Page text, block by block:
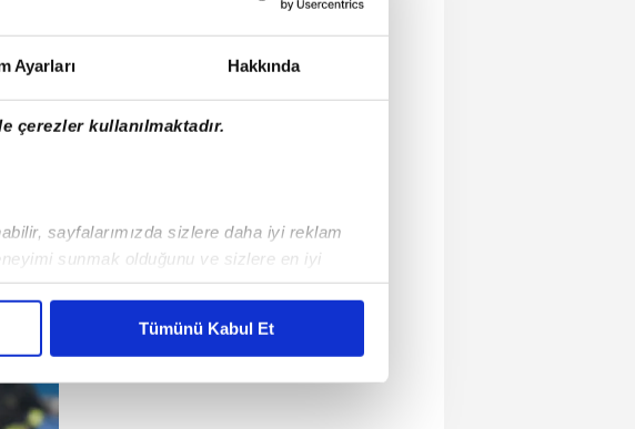
Ayarları Hakkında
çerezler kullanılmaktadır.
sayfalarımızda sizlere daha iyi reklam
sunmak olduğunu ve sizlere en iyi
reklamların maliyetlerimizi karşılamak
kişilere ait çerezler kullanılmaktadır. Bu
Tümünü Kabul Et